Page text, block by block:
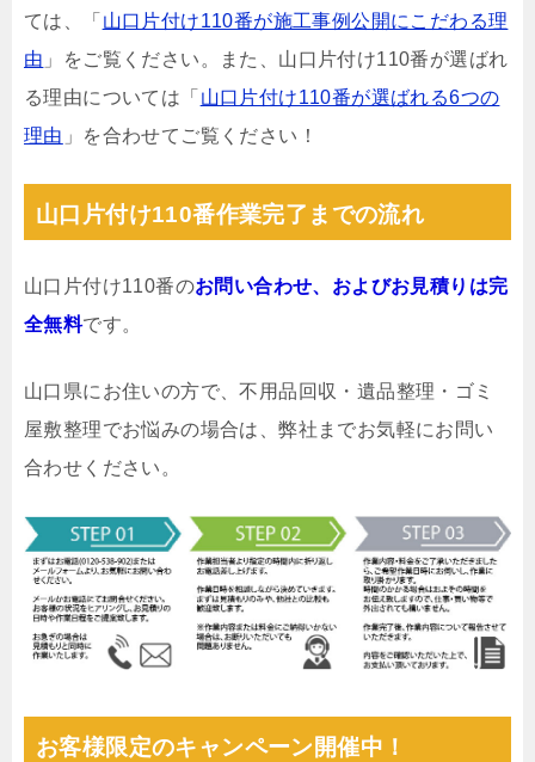
ては、「 山口片付け110番が施工事例公開にこだわる理
由 」をご覧ください。また、山口片付け110番が選ばれ
る理由については「 山口片付け110番が選ばれる6つの
理由 」を合わせてご覧ください！
山口片付け110番作業完了までの流れ
山口片付け110番のお問い合わせ、およびお見積りは完
全無料です。
山口県にお住いの方で、不用品回収・遺品整理・ゴミ
屋敷整理でお悩みの場合は、弊社までお気軽にお問い
合わせください。
お客様限定のキャンペーン開催中！